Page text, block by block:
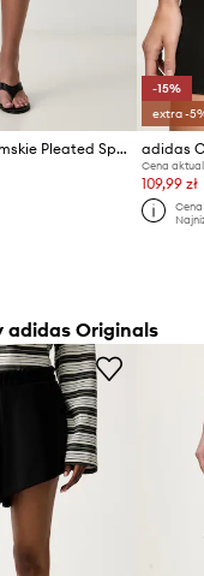
adidas Originals damskie Pleated Spacer
-15%
extra -
adidas
Cena
109,99 zł
adidas Originals